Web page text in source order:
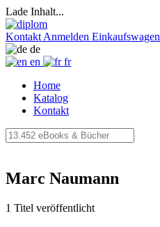
Lade Inhalt...
Kontakt Anmelden Einkaufswagen
de
en
fr
Home
Katalog
Kontakt
Marc Naumann
1 Titel veröffentlicht